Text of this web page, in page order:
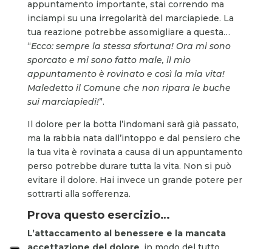
appuntamento importante, stai correndo ma
inciampi su una irregolarità del marciapiede. La
tua reazione potrebbe assomigliare a questa…
“Ecco: sempre la stessa sfortuna! Ora mi sono
sporcato e mi sono fatto male, il mio
appuntamento è rovinato e così la mia vita!
Maledetto il Comune che non ripara le buche
sui marciapiedi!”.
Il dolore per la botta l’indomani sarà già passato,
ma la rabbia nata dall’intoppo e dal pensiero che
la tua vita è rovinata a causa di un appuntamento
perso potrebbe durare tutta la vita. Non si può
evitare il dolore. Hai invece un grande potere per
sottrarti alla sofferenza.
Prova questo esercizio…
L’attaccamento al benessere e la mancata